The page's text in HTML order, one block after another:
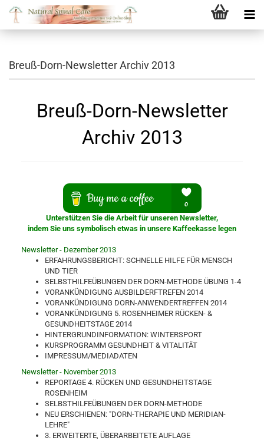
Breuß-Dorn-Newsletter Archiv 2013
Breuß-Dorn-Newsletter
Archiv 2013
Unterstützen Sie die Arbeit für unseren Newsletter,
indem Sie uns symbolisch etwas in unsere Kaffeekasse legen
Newsletter - Dezember 2013
ERFAHRUNGSBERICHT: SCHNELLE HILFE FÜR MENSCH
UND TIER
SELBSTHILFEÜBUNGEN DER DORN-METHODE ÜBUNG 1-4
VORANKÜNDIGUNG AUSBILDERFTREFEN 2014
VORANKÜNDIGUNG DORN-ANWENDERTREFFEN 2014
VORANKÜNDIGUNG 5. ROSENHEIMER RÜCKEN- &
GESUNDHEITSTAGE 2014
HINTERGRUNDINFORMATION: WINTERSPORT
KURSPROGRAMM GESUNDHEIT & VITALITÄT
IMPRESSUM/MEDIADATEN
Newsletter - November 2013
REPORTAGE 4. RÜCKEN UND GESUNDHEITSTAGE
ROSENHEIM
SELBSTHILFEÜBUNGEN DER DORN-METHODE
NEU ERSCHIENEN: "DORN-THERAPIE UND MERIDIAN-
LEHRE"
3. ERWEITERTE, ÜBERARBEITETE AUFLAGE